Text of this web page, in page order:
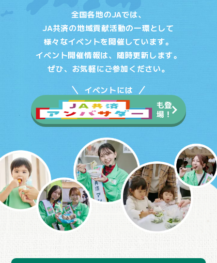
全国各地のJAでは、
JA共済の地域貢献活動の一環として
様々なイベントを開催しています。
イベント開催情報は、随時更新します。
ぜひ、お気軽にご参加ください。
イベントには
も登
場！